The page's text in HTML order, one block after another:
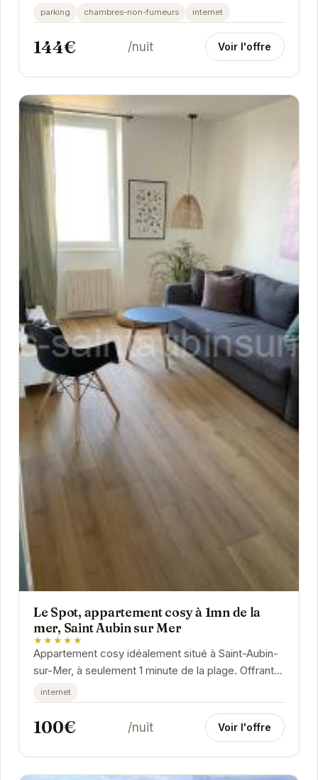
vacances en bord de mer. Son jardin privatif,...
parking chambres-non-fumeurs internet
144€ /nuit Voir l'offre
Le Spot, appartement cosy à 1mn de la
mer, Saint Aubin sur Mer
★★★★★
Appartement cosy idéalement situé à Saint-Aubin-
sur-Mer, à seulement 1 minute de la plage. Offrant
un cadre confortable et chaleureux, "Le Spot"...
internet
100€ /nuit Voir l'offre